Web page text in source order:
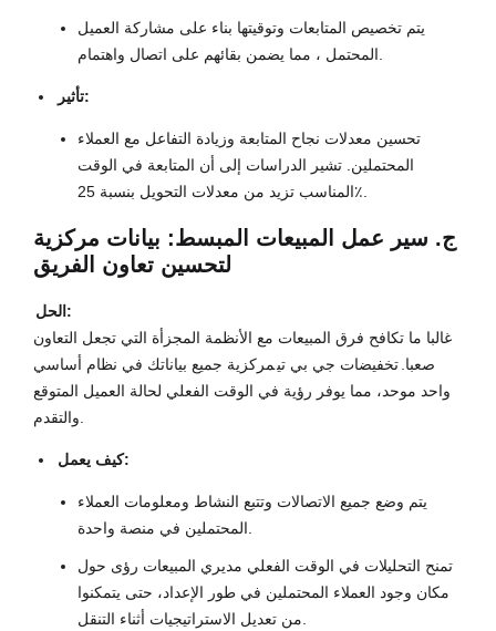
يتم تخصيص المتابعات وتوقيتها بناء على مشاركة العميل
تأثير:
تحسين معدلات نجاح المتابعة وزيادة التفاعل مع العملاء
المحتملين. تشير الدراسات إلى أن المتابعة في الوقت
المناسب تزيد من معدلات التحويل بنسبة 25٪.
ج. سير عمل المبيعات المبسط: بيانات مركزية
لتحسين تعاون الفريق
الحل:
غالبا ما تكافح فرق المبيعات مع الأنظمة المجزأة التي تجعل التعاون
صعبا. تخفيضات جي بي تيمركزية جميع بياناتك في نظام أساسي
واحد موحد، مما يوفر رؤية في الوقت الفعلي لحالة العميل المتوقع
كيف يعمل:
يتم وضع جميع الاتصالات وتتبع النشاط ومعلومات العملاء
تمنح التحليلات في الوقت الفعلي مديري المبيعات رؤى حول
مكان وجود العملاء المحتملين في طور الإعداد، حتى يتمكنوا